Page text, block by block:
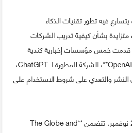
فيه تطور تقنيات الذكاء
بشأن كيفية تدريب الشركات
قدمت خمس مؤسسات إخبارية كندية
كبيرة دعوى قضائية ضد **OpenAI**، الشركة المطورة لـ ChatGPT،
النشر والتعدي على شروط الاستخدام على
الدعوى، التي رفعت في 29 نوفمبر، تتضمن **The Globe and